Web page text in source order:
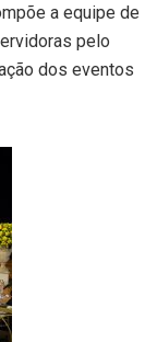
a equipe de
pelo
dos eventos